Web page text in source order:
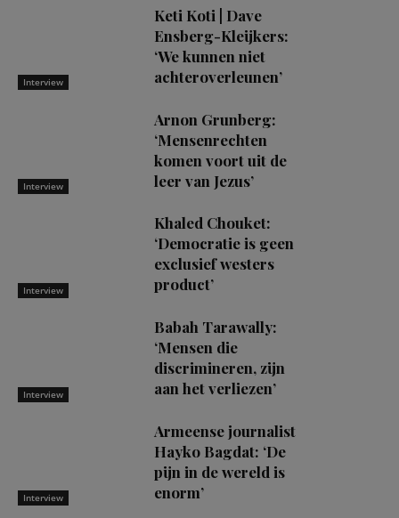
Interview
Keti Koti | Dave
Ensberg-Kleijkers:
‘We kunnen niet
achteroverleunen’
Interview
Arnon Grunberg:
‘Mensenrechten
komen voort uit de
leer van Jezus’
Interview
Khaled Chouket:
‘Democratie is geen
exclusief westers
product’
Interview
Babah Tarawally:
‘Mensen die
discrimineren, zijn
aan het verliezen’
Interview
Armeense journalist
Hayko Bagdat: ‘De
pijn in de wereld is
enorm’